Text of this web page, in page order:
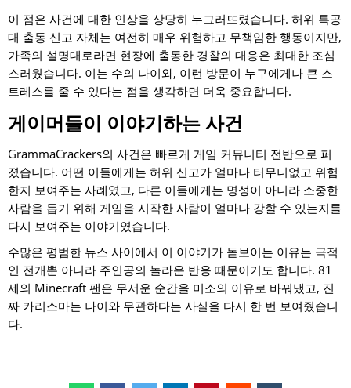
이 점은 사건에 대한 인상을 상당히 누그러뜨렸습니다. 허위 특공
대 출동 신고 자체는 여전히 매우 위험하고 무책임한 행동이지만,
가족의 설명대로라면 현장에 출동한 경찰의 대응은 최대한 조심
스러웠습니다. 이는 수의 나이와, 이런 방문이 누구에게나 큰 스
트레스를 줄 수 있다는 점을 생각하면 더욱 중요합니다.
게이머들이 이야기하는 사건
GrammaCrackers의 사건은 빠르게 게임 커뮤니티 전반으로 퍼
졌습니다. 어떤 이들에게는 허위 신고가 얼마나 터무니없고 위험
한지 보여주는 사례였고, 다른 이들에게는 명성이 아니라 소중한
사람을 돕기 위해 게임을 시작한 사람이 얼마나 강할 수 있는지를
다시 보여주는 이야기였습니다.
수많은 평범한 뉴스 사이에서 이 이야기가 돋보이는 이유는 극적
인 전개뿐 아니라 주인공의 놀라운 반응 때문이기도 합니다. 81
세의 Minecraft 팬은 무서운 순간을 미소의 이유로 바꿔냈고, 진
짜 카리스마는 나이와 무관하다는 사실을 다시 한 번 보여줬습니
다.